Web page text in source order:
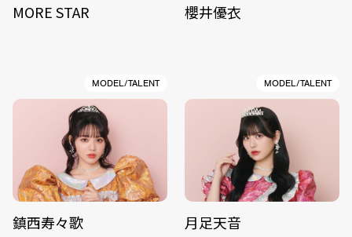
MORE STAR 櫻井優衣
MODEL/TALENT
鎮西寿々歌
MODEL/TALENT
月足天音